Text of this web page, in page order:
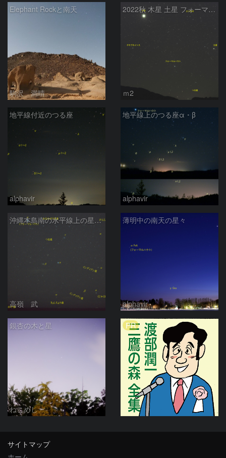
Elephant Rockと南天
駒沢 満晴
2022秋 木星 土星 フォーマルハウト
ｍ2
地平線付近のつる座
alphavir
地平線上のつる座α・β
alphavir
沖縄本島南の水平線上の星座たち（9月）
高嶺 武
薄明中の南天の星々
alphavir
銀杏の木と星
ねこめし
PR
サイトマップ